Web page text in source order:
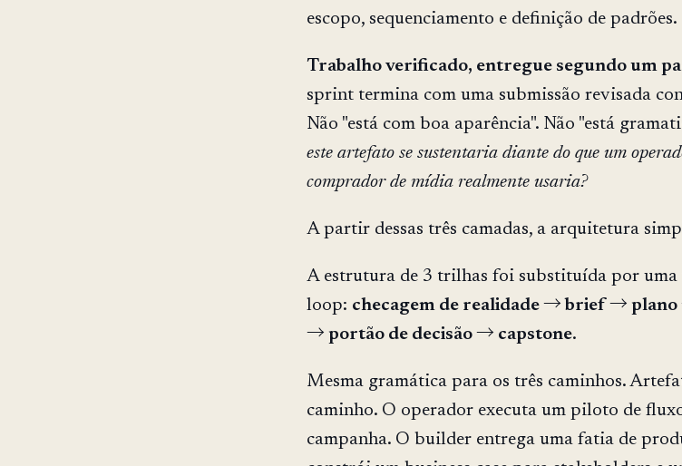
escopo, sequenciamento e definição de padrões.
Trabalho verificado, entregue segundo um
sprint termina com uma submissão revisada
Não "está com boa aparência". Não "está
este artefato se sustentaria diante do que um
comprador de mídia realmente usaria?
A partir dessas três camadas, a arquitetura
A estrutura de 3 trilhas foi substituída por uma
loop: checagem de realidade → brief →
→ portão de decisão → capstone.
Mesma gramática para os três caminhos.
caminho. O operador executa um piloto de
campanha. O builder entrega uma fatia de